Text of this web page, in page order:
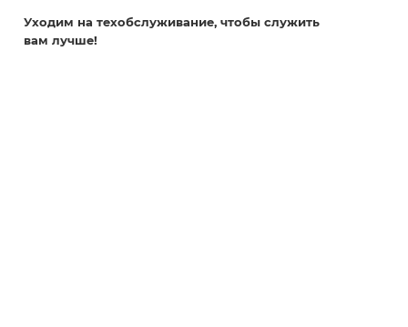
Уходим на техобслуживание, чтобы служить
вам лучше!